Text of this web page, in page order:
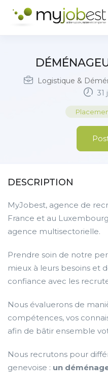
Logistique &
31
DESCRIPTION
MyJobest, agence de
France et au
agence multisectorielle.
Prendre soin de notre
mieux à leurs besoins et
confiance avec les
Nous évaluerons de
compétences, vos
afin de bâtir ensemble
Nous recrutons pour
genevoise : un